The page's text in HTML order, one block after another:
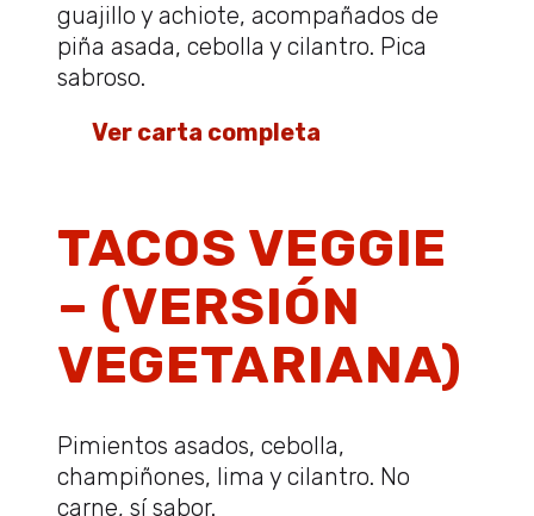
guajillo y achiote, acompañados de
piña asada, cebolla y cilantro. Pica
sabroso.
Ver carta completa
TACOS VEGGIE
– (VERSIÓN
VEGETARIANA)
Pimientos asados, cebolla,
champiñones, lima y cilantro. No
carne, sí sabor.